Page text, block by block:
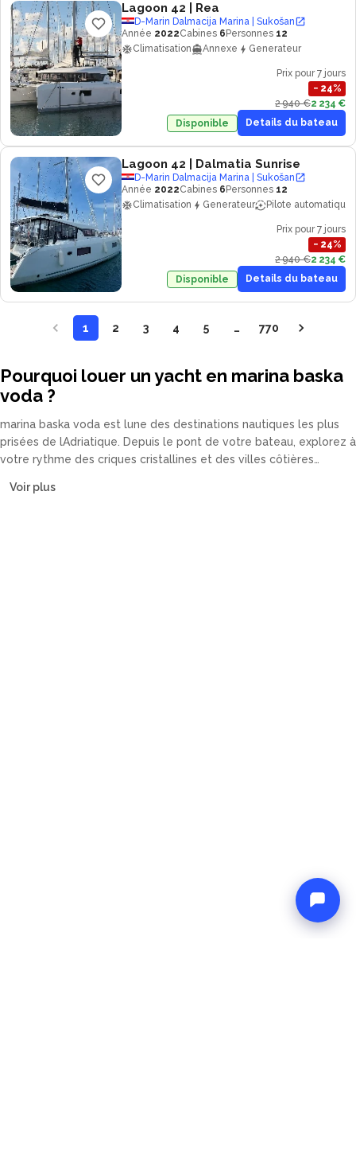
Lagoon 42 | Rea
D-Marin Dalmacija Marina | Sukošan
Année 2022Cabines 6 Personnes 12
Climatisation
Annexe Generateur
Prix pour 7 jours
− 24%
2 940 €2 234 €
Disponible
Details du bateau
Lagoon 42 | Dalmatia Sunrise
D-Marin Dalmacija Marina | Sukošan
Année 2022Cabines 6 Personnes 12
Climatisation
Generateur Pilote automatique
Prix pour 7 jours
− 24%
2 940 €2 234 €
Disponible
Details du bateau
1 2 3 4 5 … 770
Pourquoi louer un yacht en marina baska
voda ?
marina baska voda est lune des destinations nautiques les plus
prisées de lAdriatique. Depuis le pont de votre bateau, explorez à
votre rythme des criques cristallines et des villes côtières
moteur et gulets.
Voir plus